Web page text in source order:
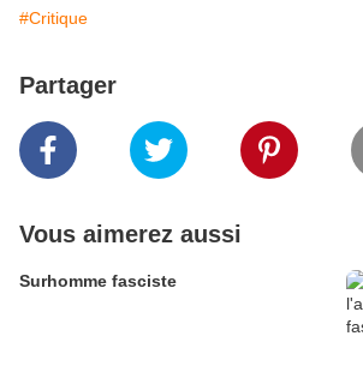
#Critique
Partager
Vous aimerez aussi
Surhomme fasciste